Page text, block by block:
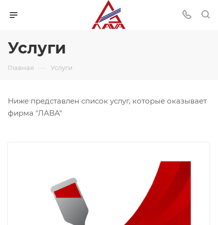
Услуги
Главная — Услуги
Ниже представлен список услуг, которые оказывает
фирма "ЛАВА"